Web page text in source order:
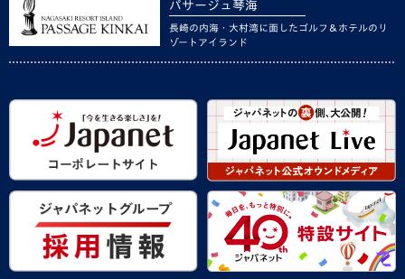
パサージュ琴海
長崎の内海・大村湾に面したゴルフ＆ホテルのリ
ゾートアイランド